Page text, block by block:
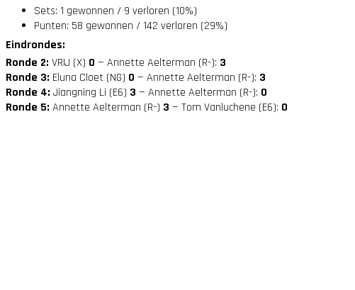
Sets: 1 gewonnen / 9 verloren (10%)
Punten: 58 gewonnen / 142 verloren (29%)
Eindrondes:
Ronde 2: VRIJ (X) 0 — Annette Aelterman (R-): 3
Ronde 3: Eluna Cloet (NG) 0 — Annette Aelterman (R-): 3
Ronde 4: Jiangning Li (E6) 3 — Annette Aelterman (R-): 0
Ronde 5: Annette Aelterman (R-) 3 — Tom Vanluchene (E6): 0